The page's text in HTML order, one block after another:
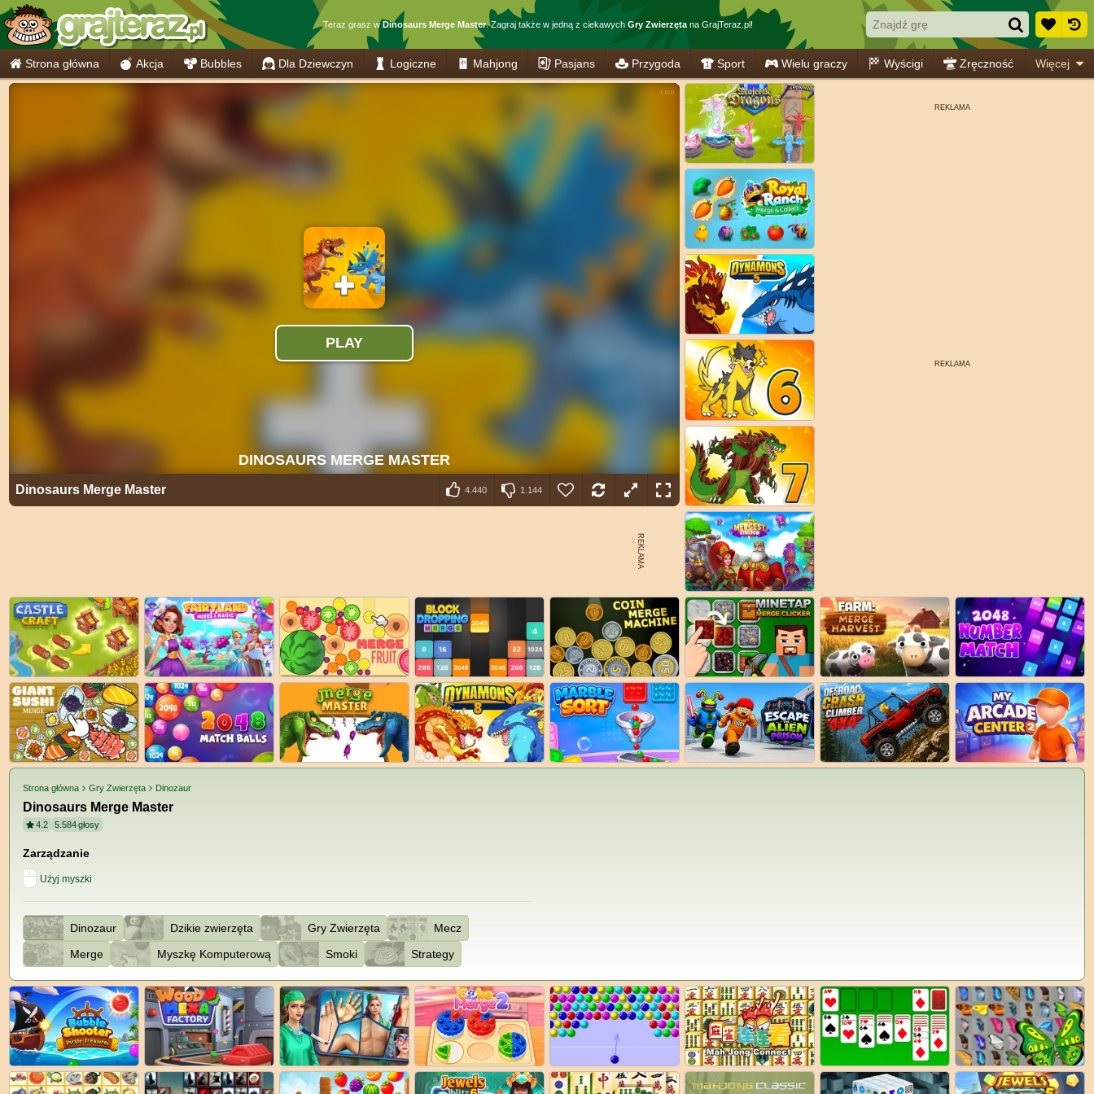
Teraz grasz wDinosaurs Merge Master. Zagraj także w jedną z ciekawych Gry Zwierzętana GrajTeraz.pl!
Strona główna Akcja Bubbles Dla Dziewczyn Logiczne Mahjong Pasjans Przygoda Sport Wielu graczy Wyścigi Zręczność Więcej
Dinosaurs Merge Master 4.440 1.144
Strona główna Gry Zwierzęta Dinozaur
Dinosaurs Merge Master
4.2 5.584głosy
Zarządzanie
Użyj myszki
Dinozaur Dzikie zwierzęta Gry Zwierzęta
Mecz
Merge
Myszkę Komputerową Smoki Strategy